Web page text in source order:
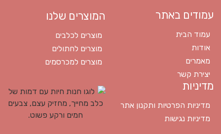
עמודים באתר
עמוד הבית
אודות
מאמרים
יצירת קשר
המוצרים שלנו
מוצרים לכלבים
מוצרים לחתולים
מוצרים למכרסמים
מדיניות
מדיניות הפרטיות ותקנון אתר
מדיניות נגישות